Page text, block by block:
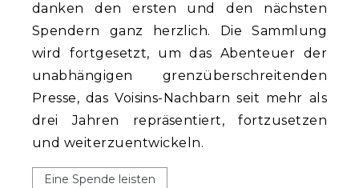
danken den ersten und den nächsten
Spendern ganz herzlich. Die Sammlung
wird fortgesetzt, um das Abenteuer der
unabhängigen grenzüberschreitenden
Presse, das Voisins-Nachbarn seit mehr als
drei Jahren repräsentiert, fortzusetzen
und weiterzuentwickeln.
Eine Spende leisten